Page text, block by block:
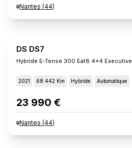
Nantes (44)
DS DS7
Hybride E-Tense 300 Eat8 4x4 Executive
2021 68 442 Km Hybride Automatique
23 990 €
Nantes (44)